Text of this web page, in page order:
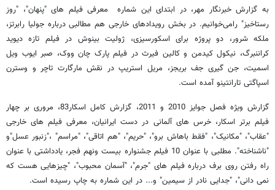
به گزارش خبرنگار مهر، در ابتدای این شماره معرفی فیلم های "پنهان"، "روز
رستاخیز" رامی‌خوانیم. در بخش رویدادهای خارجی هم مطالبی درباره جولیا رابرتز،
ملکه شرور، دو پروژه برای اسکورسیزی، ژولیت بینوش در فیلم تازه دیوید
کراننبرگ، نیکول کیدمن و کالین فیرث در فیلم پارک چان ووک، صبر ایوب ویل
اسمیت، جن گیری جف بریجز، مریل استریپ در نقش مارگارت تاچر و وسترن
اسپاگتی تارانتینو آمده است.
گزارش ویژه فصل جوایز 2010 و 2011، گزارش کامل اسکار83، مروری بر چهار
فیلم برتر اسکار، خرس های آلمانی در دست ایرانیان، معرفی فیلم های خارجی
"عقاب"، "مکانیک"، "فقط باهاش برو"، "حریم"، "هم اتاقی"، "مراسم" ،"زنبور عسل"و
"ناشناخته". مطلبی با عنوان 10 فیلم جشنواره بیست ونهم فجر، یادداشتی با عنوان
راه رفتن روی برف درباره فیلم های "جرم"، "آسمان محبوب"، "چیزهایی هست که
نمی دانی"، "جدایی نادر از سیمین" و... در این شماره به چاپ رسیده است.